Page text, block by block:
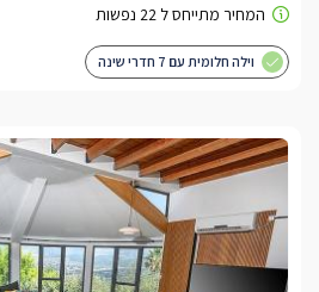
וילה חלומית עם 7 חדרי שינה